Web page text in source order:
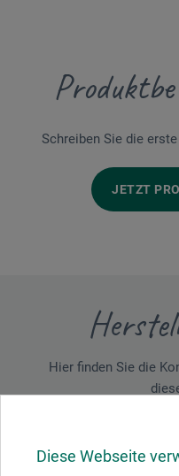
Diese Webseite
Schreiben Sie die
JETZT
Hier finden Sie die